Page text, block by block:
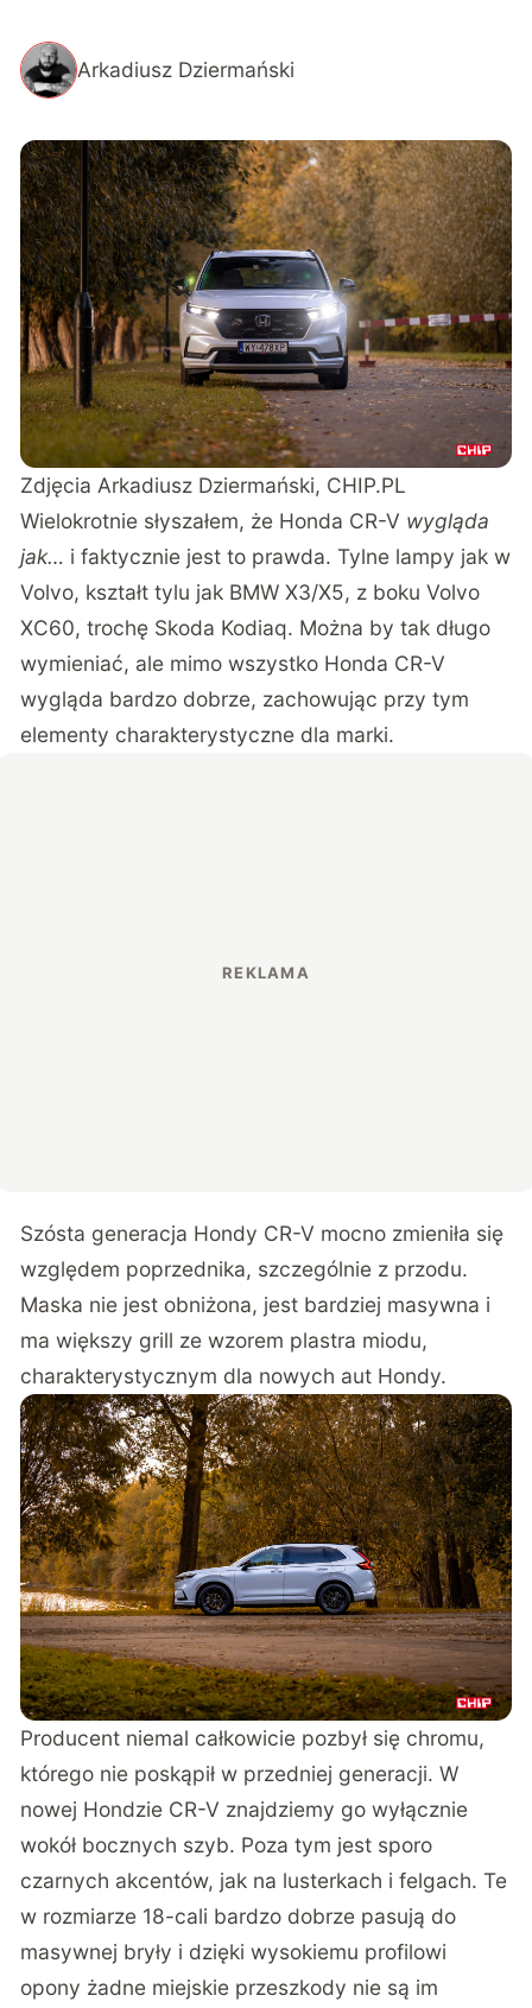
Arkadiusz Dziermański
Zdjęcia Arkadiusz Dziermański, CHIP.PL
Wielokrotnie słyszałem, że Honda CR-V wygląda
jak… i faktycznie jest to prawda. Tylne lampy jak w
Volvo, kształt tylu jak BMW X3/X5, z boku Volvo
XC60, trochę Skoda Kodiaq. Można by tak długo
wymieniać, ale mimo wszystko Honda CR-V
wygląda bardzo dobrze, zachowując przy tym
elementy charakterystyczne dla marki.
Szósta generacja Hondy CR-V mocno zmieniła się
względem poprzednika, szczególnie z przodu.
Maska nie jest obniżona, jest bardziej masywna i
ma większy grill ze wzorem plastra miodu,
charakterystycznym dla nowych aut Hondy.
Producent niemal całkowicie pozbył się chromu,
którego nie poskąpił w przedniej generacji. W
nowej Hondzie CR-V znajdziemy go wyłącznie
wokół bocznych szyb. Poza tym jest sporo
czarnych akcentów, jak na lusterkach i felgach. Te
w rozmiarze 18-cali bardzo dobrze pasują do
masywnej bryły i dzięki wysokiemu profilowi
opony żadne miejskie przeszkody nie są im